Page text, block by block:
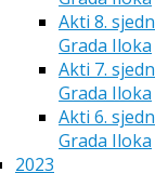
Akti 8.
Grada Iloka
Akti 7.
Grada Iloka
Akti 6.
Grada Iloka
2023